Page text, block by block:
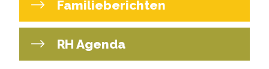
Familieberichten
RH Agenda